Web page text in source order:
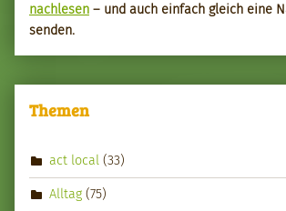
nach­le­sen – und auch ein­fach gle­ich eine
senden.
Themen
act local (33)
Alltag (75)